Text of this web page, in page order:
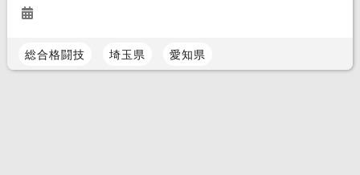
総合格闘技 埼玉県 愛知県